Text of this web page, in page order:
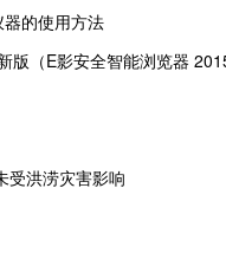
的使用方法
受洪涝灾害影响